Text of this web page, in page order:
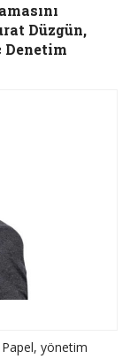
Düzgün,
Denetim
yönetim